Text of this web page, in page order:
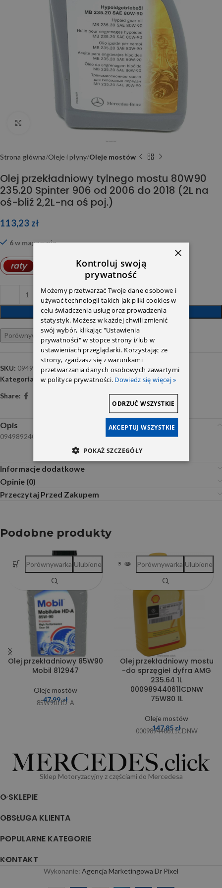
Click to enlarge
Strona główna Oleje i płyny Oleje mostów
Olej przekładniowy tylnego mostu 80W90
235.20 Spinter 906 od 2006 do 2018 (2L na
oś-bliź 2,2L-na oś poj.)
113,23 zł
6 w magazynie
raty PLN
DODAJ DO KOSZYKA
Porównywarka Ulubione
SKU: 094989240011ADKW
Kategoria:
Oleje mostów
Share:
Opis
094989240011adkw
Informacje dodatkowe
Opinie (0)
Przeczytaj Przed Zakupem
Podobne produkty
Olej przekładniowy 85W90
Mobil 812947
Oleje mostów
47,99zł
85W90 HD-A
Porównywarka Ulubione SOLD OUT
Olej przekładniowy mostu
-do sprzęgieł dyfra AMG
235.64 1L
000989440611CDNW
75W80 1L
Oleje mostów
147,85zł
000989440611CDNW
Porównywarka Ulubione
Sklep Motoryzacyjny z częściami do Mercedesa
O SKLEPIE
OBSŁUGA KLIENTA
POPULARNE KATEGORIE
KONTAKT
Wykonanie: Agencja Marketingowa Dr Pixel
×
Kontroluj swoją
prywatność
Możemy przetwarzać Twoje dane osobowe i
używać technologii takich jak pliki cookies w
celu świadczenia usług oraz prowadzenia
statystyk. Możesz w każdej chwili zmienić
swój wybór, klikając "Ustawienia
prywatności" w stopce strony i/lub w
ustawieniach przeglądarki. Korzystając ze
strony, zgadzasz się z warunkami
przetwarzania danych osobowych zawartymi
w polityce prywatności. Dowiedz się więcej »
AKCEPTUJ WSZYSTKIE
ODRZUĆ WSZYSTKIE
POKAŻ SZCZEGÓŁY